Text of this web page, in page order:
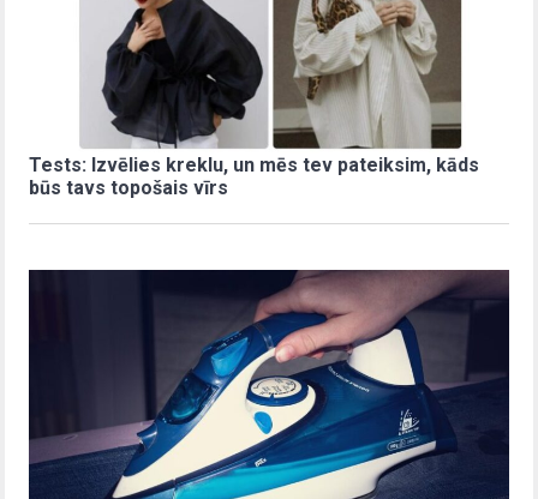
Tests: Izvēlies kreklu, un mēs tev pateiksim, kāds
būs tavs topošais vīrs